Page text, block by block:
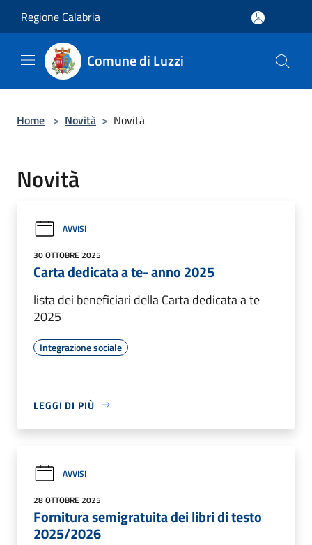
Regione Calabria
Comune di Luzzi
Home > Novità > Novità
Novità
AVVISI
30 OTTOBRE 2025
Carta dedicata a te- anno 2025
lista dei beneficiari della Carta dedicata a te
2025
Integrazione sociale
LEGGI DI PIÙ
AVVISI
28 OTTOBRE 2025
Fornitura semigratuita dei libri di testo
2025/2026